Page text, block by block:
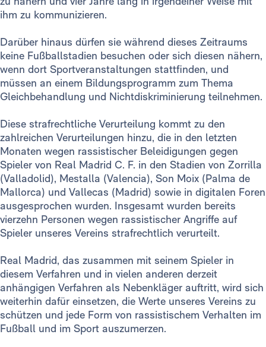
ihm zu kommunizieren.
Darüber hinaus dürfen sie während dieses Zeitraums
keine Fußballstadien besuchen oder sich diesen nähern,
wenn dort Sportveranstaltungen stattfinden, und
müssen an einem Bildungsprogramm zum Thema
Gleichbehandlung und Nichtdiskriminierung teilnehmen.
Diese strafrechtliche Verurteilung kommt zu den
zahlreichen Verurteilungen hinzu, die in den letzten
Monaten wegen rassistischer Beleidigungen gegen
Spieler von Real Madrid C. F. in den Stadien von Zorrilla
(Valladolid), Mestalla (Valencia), Son Moix (Palma de
Mallorca) und Vallecas (Madrid) sowie in digitalen Foren
ausgesprochen wurden. Insgesamt wurden bereits
vierzehn Personen wegen rassistischer Angriffe auf
Spieler unseres Vereins strafrechtlich verurteilt.
Real Madrid, das zusammen mit seinem Spieler in
diesem Verfahren und in vielen anderen derzeit
anhängigen Verfahren als Nebenkläger auftritt, wird sich
weiterhin dafür einsetzen, die Werte unseres Vereins zu
schützen und jede Form von rassistischem Verhalten im
Fußball und im Sport auszumerzen.